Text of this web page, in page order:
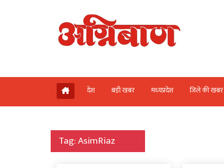
देश बड़ी खबर मध्‍यप्रदेश जिले की खबर
Tag:AsimRiaz